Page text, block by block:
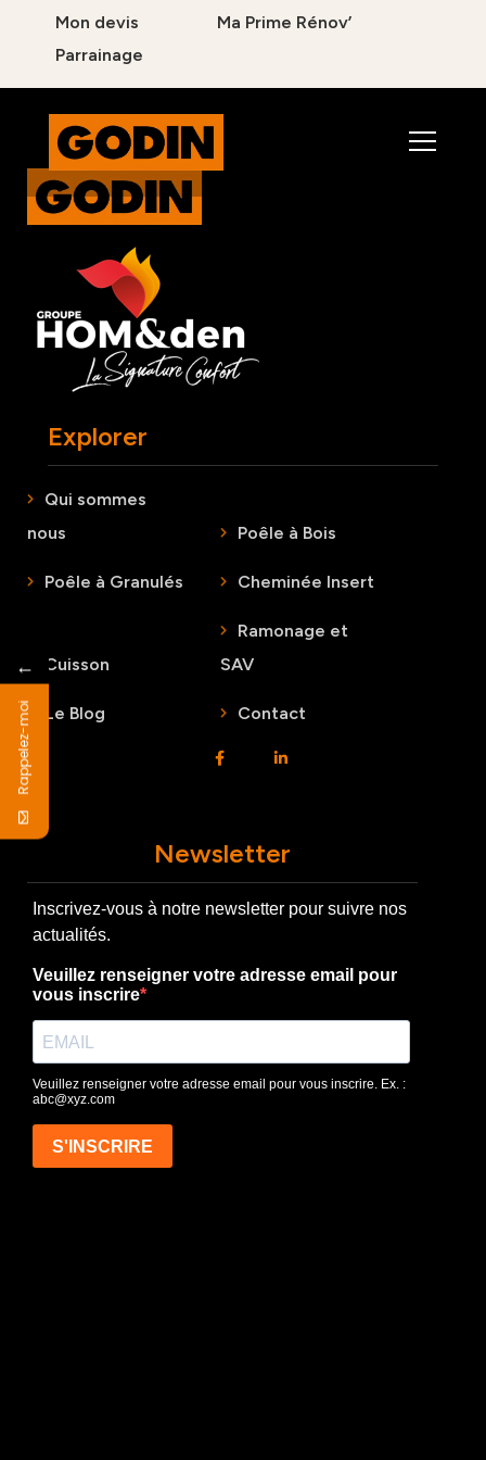
Mon devis
Ma Prime Rénov’
Parrainage
Explorer
Qui sommes
nous
Poêle à Bois
Poêle à Granulés Cheminée Insert
Cuisson
Ramonage et
SAV
Le Blog Contact
Newsletter
←
Rappelez-moi